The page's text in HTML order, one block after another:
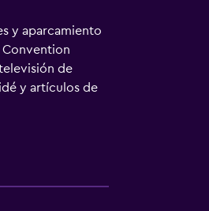
y aparcamiento
Convention
de
y artículos de
1 o 2
también